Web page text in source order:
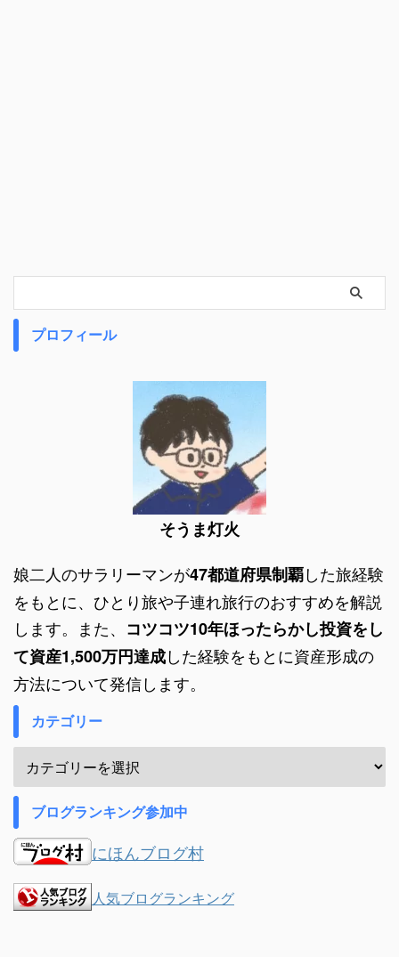
プロフィール
そうま灯火
娘二人のサラリーマンが47都道府県制覇した旅経験
をもとに、ひとり旅や子連れ旅行のおすすめを解説
します。また、 コツコツ10年ほったらかし投資をし
て資産1,500万円達成した経験をもとに資産形成の
方法について発信します。
カテゴリー
ブログランキング参加中
にほんブログ村
人気ブログランキング